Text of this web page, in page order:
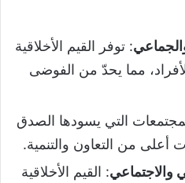
: توفر القيم الأخلاقية
مما يحدّ من الفوضى
التي يسودها الصدق
أعلى من التعاون والتنمية.
والاجتماعي: القيم الأخلاقية